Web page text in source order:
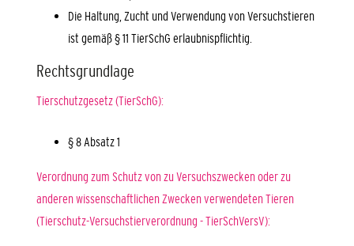
Die Haltung, Zucht und Verwendung von Versuchstieren
ist gemäß § 11 TierSchG erlaubnispflichtig.
Rechtsgrundlage
Tierschutzgesetz (TierSchG):
§ 8 Absatz 1
Verordnung zum Schutz von zu Versuchszwecken oder zu
anderen wissenschaftlichen Zwecken verwendeten Tieren
(Tierschutz-Versuchstierverordnung - TierSchVersV):